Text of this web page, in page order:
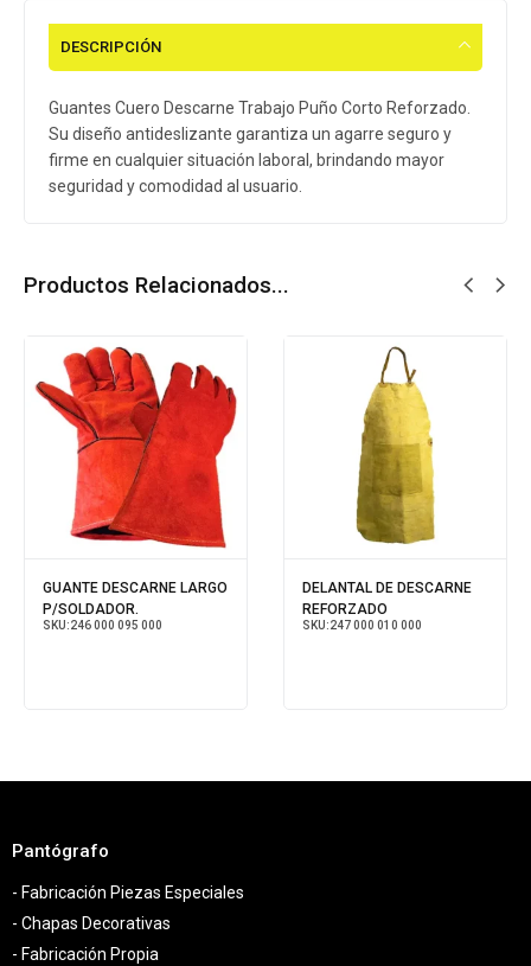
DESCRIPCIÓN
Guantes Cuero Descarne Trabajo Puño Corto Reforzado.
Su diseño antideslizante garantiza un agarre seguro y
firme en cualquier situación laboral, brindando mayor
seguridad y comodidad al usuario.
Productos Relacionados...
GUANTE DESCARNE LARGO
P/SOLDADOR.
SKU:246 000 095 000
DELANTAL DE DESCARNE
REFORZADO
SKU:247 000 010 000
Pantógrafo
- Fabricación Piezas Especiales
- Chapas Decorativas
- Fabricación Propia